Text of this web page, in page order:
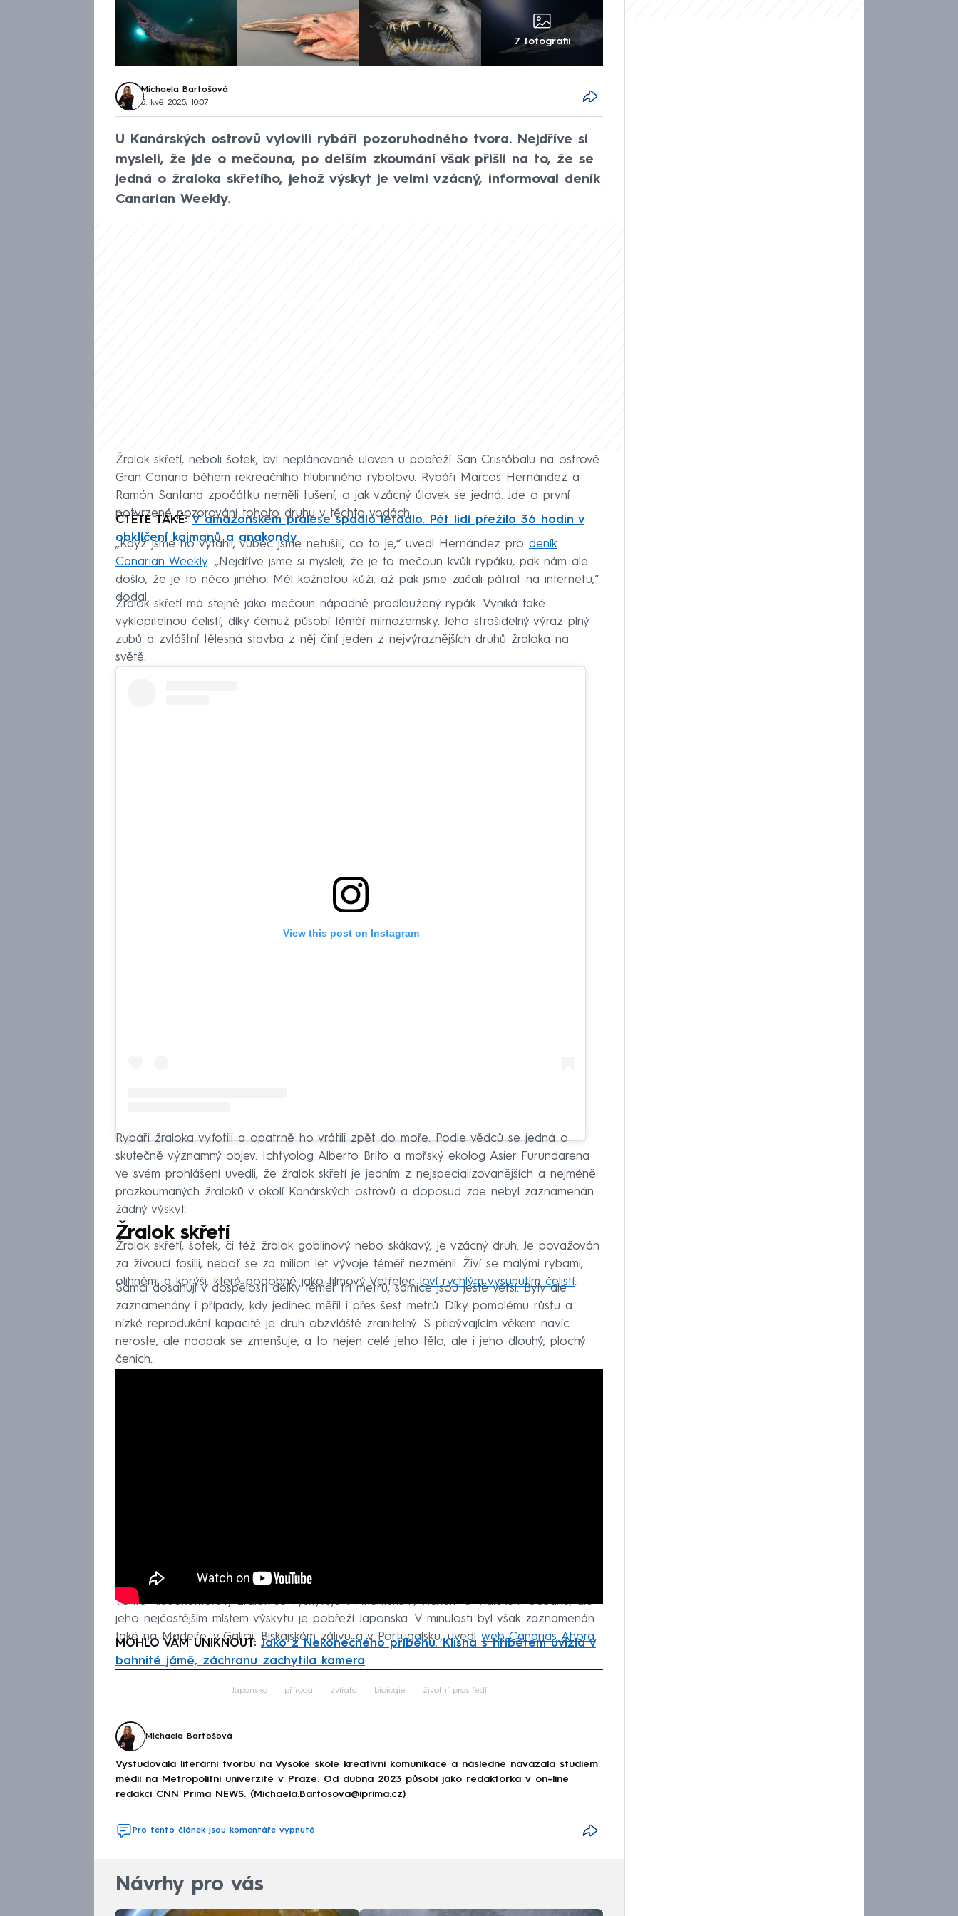
7 fotografií
Michaela Bartošová
5. kvě 2025, 10:07
U Kanárských ostrovů vylovili rybáři pozoruhodného tvora. Nejdříve si
mysleli, že jde o mečouna, po delším zkoumání však přišli na to, že se
jedná o žraloka skřetího, jehož výskyt je velmi vzácný, informoval deník
Canarian Weekly.
Žralok skřetí, neboli šotek, byl neplánovaně uloven u pobřeží San Cristóbalu na ostrově
Gran Canaria během rekreačního hlubinného rybolovu. Rybáři Marcos Hernández a
Ramón Santana zpočátku neměli tušení, o jak vzácný úlovek se jedná. Jde o první
potvrzené pozorování tohoto druhu v těchto vodách.
ČTĚTE TAKÉ:V amazonském pralese spadlo letadlo. Pět lidí přežilo 36 hodin v
obklíčení kajmanů a anakondy
„Když jsme ho vytáhli, vůbec jsme netušili, co to je,“ uvedl Hernández pro deník
Canarian Weekly. „Nejdříve jsme si mysleli, že je to mečoun kvůli rypáku, pak nám ale
došlo, že je to něco jiného. Měl kožnatou kůži, až pak jsme začali pátrat na internetu,“
dodal.
Žralok skřetí má stejně jako mečoun nápadně prodloužený rypák. Vyniká také
vyklopitelnou čelistí, díky čemuž působí téměř mimozemsky. Jeho strašidelný výraz plný
zubů a zvláštní tělesná stavba z něj činí jeden z nejvýraznějších druhů žraloka na
světě.
View this post on Instagram
Rybáři žraloka vyfotili a opatrně ho vrátili zpět do moře. Podle vědců se jedná o
skutečně významný objev. Ichtyolog Alberto Brito a mořský ekolog Asier Furundarena
ve svém prohlášení uvedli, že žralok skřetí je jedním z nejspecializovanějších a nejméně
prozkoumaných žraloků v okolí Kanárských ostrovů a doposud zde nebyl zaznamenán
žádný výskyt.
Žralok skřetí
Žralok skřetí, šotek, či též žralok goblinový nebo skákavý, je vzácný druh. Je považován
za živoucí fosilii, neboť se za milion let vývoje téměř nezměnil. Živí se malými rybami,
olihněmi a korýši, které podobně jako filmový Vetřelec loví rychlým vysunutím čelistí.
Samci dosahují v dospělosti délky téměř tří metrů, samice jsou ještě větší. Byly ale
zaznamenány i případy, kdy jedinec měřil i přes šest metrů. Díky pomalému růstu a
nízké reprodukční kapacitě je druh obzvláště zranitelný. S přibývajícím věkem navíc
neroste, ale naopak se zmenšuje, a to nejen celé jeho tělo, ale i jeho dlouhý, plochý
čenich.
Tento hlubokomořský žralok se vyskytuje v Atlantském, Tichém a Indickém oceánu, ale
jeho nejčastějším místem výskytu je pobřeží Japonska. V minulosti byl však zaznamenán
také na Madeiře, v Galicii, Biskajském zálivu a v Portugalsku, uvedl web Canarias Ahora.
MOHLO VÁM UNIKNOUT: Jako z Nekonečného příběhu. Klisna s hříbětem uvízla v
bahnité jámě, záchranu zachytila kamera
Failed to fetch
Japonsko příroda zvířata biologie životní prostředí
Michaela Bartošová
Vystudovala literární tvorbu na Vysoké škole kreativní komunikace a následně navázala studiem
médií na Metropolitní univerzitě v Praze. Od dubna 2023 působí jako redaktorka v on-line
redakci CNN Prima NEWS. (Michaela.Bartosova@iprima.cz)
Pro tento článek jsou komentáře vypnuté
Návrhy pro vás